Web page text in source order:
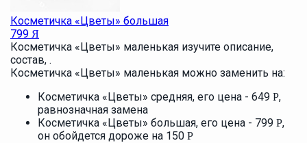
Косметичка «Цветы» большая
799 Я
Косметичка «Цветы» маленькая изучите описание,
состав, .
Косметичка «Цветы» маленькая можно заменить на:
Косметичка «Цветы» средняя, его цена - 649 Р,
равнозначная замена
Косметичка «Цветы» большая, его цена - 799 Р,
он обойдется дороже на 150 Р